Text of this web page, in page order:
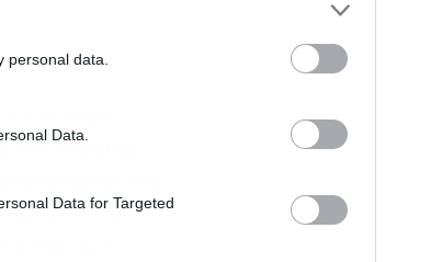
personal data.
Data.
Data for Targeted
σενάριο.
Walking
μέσα στη
Ήμουν τόσο
Και αυτό